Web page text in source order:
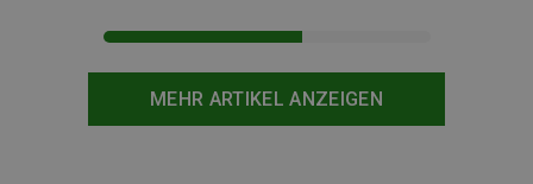
MEHR ARTIKEL ANZEIGEN